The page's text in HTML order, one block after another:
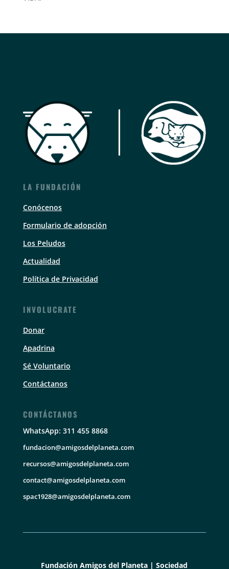
LA FUNDACIÓN
Conócenos
Formulario de adopción
Los Peludos
Actualidad
Política de Privacidad
INVOLUCRATE
Donar
Apadrina
Sé Voluntario
Contáctanos
CONTÁCTANOS
WhatsApp: 311 455 8868
fundacion@amigosdelplaneta.com
recursos@amigosdelplaneta.com
contact@amigosdelplaneta.com
spac1928@amigosdelplaneta.com
Fundación Amigos del Planeta | Sociedad